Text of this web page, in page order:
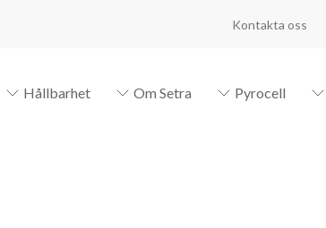
Kontakta oss
Hållbarhet Om Setra Pyrocell